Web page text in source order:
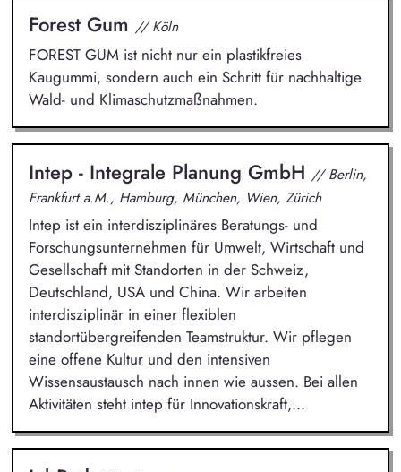
Forest Gum // Köln
FOREST GUM ist nicht nur ein plastikfreies
Kaugummi, sondern auch ein Schritt für nachhaltige
Wald- und Klimaschutzmaßnahmen.
Intep - Integrale Planung GmbH // Berlin,
Frankfurt a.M., Hamburg, München, Wien, Zürich
Intep ist ein interdisziplinäres Beratungs- und
Forschungsunternehmen für Umwelt, Wirtschaft und
Gesellschaft mit Standorten in der Schweiz,
Deutschland, USA und China. Wir arbeiten
interdisziplinär in einer flexiblen
standortübergreifenden Teamstruktur. Wir pflegen
eine offene Kultur und den intensiven
Wissensaustausch nach innen wie aussen. Bei allen
Aktivitäten steht intep für Innovationskraft,...